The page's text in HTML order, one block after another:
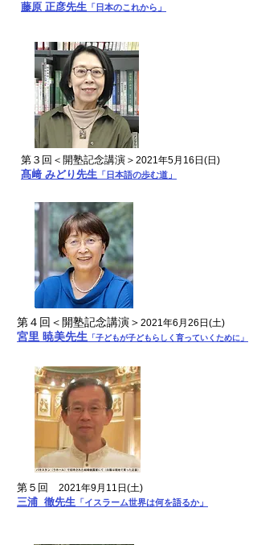
藤原 正彦先生 「日本のこれから」
​第３回＜開塾記念講演＞ 2021年5月16日(日)
髙﨑 みどり先生 「日本語の歩む道」
​第４回＜開塾記念講演＞ 2021年6月26日 ​(土)
宮里 暁美先生 「子どもが子どもらしく育っていくために 」
第５回 2021年9月11日(土)
三浦 徹先生 「イスラーム世界は何を語るか」